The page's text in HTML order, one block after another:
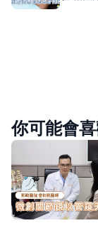
你可能會